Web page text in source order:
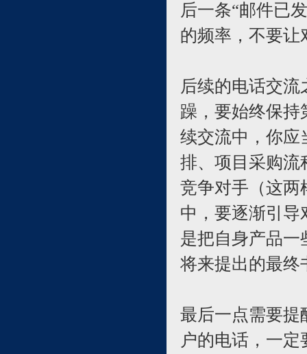
后一条“邮件已
的频率，不要让
后续的电话交
躁，要始终保持
续交流中，你应
排、项目采购流
竞争对手（这两
中，要逐渐引导
是把自身产品一
将来提出的最终
最后一点需要提
户的电话，一